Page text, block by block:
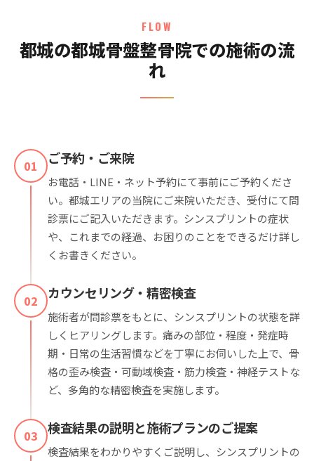
FLOW
都城の都城骨盤整骨院での施術の流
れ
01 ご予約・ご来院
お電話・LINE・ネット予約にて事前にご予約くださ
い。都城エリアの当院にご来院いただき、受付にて問
診票にご記入いただきます。シンスプリントの症状
や、これまでの経過、お困りのことをできるだけ詳し
くお書きください。
02 カウンセリング・精密検査
施術者が問診票をもとに、シンスプリントの状態を詳
しくヒアリングします。痛みの部位・程度・発症時
期・日常の生活習慣などを丁寧にお伺いした上で、骨
格の歪み検査・可動域検査・筋力検査・神経テストな
ど、多角的な精密検査を実施します。
03 検査結果の説明と施術プランのご提案
検査結果をわかりやすくご説明し、シンスプリントの